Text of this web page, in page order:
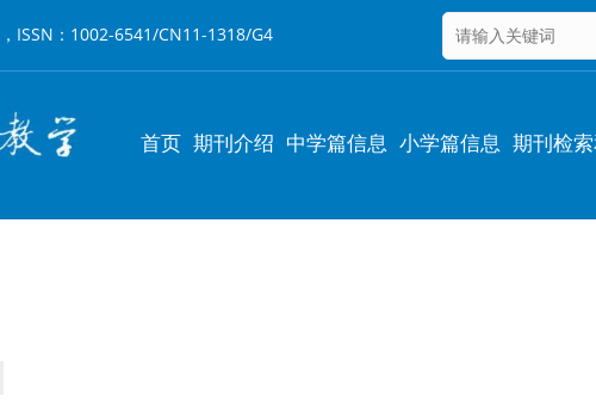
ISSN：1002-6541/CN11-1318/G4
Main
首页 期刊介绍 中学篇信息 小学篇信息 期刊检